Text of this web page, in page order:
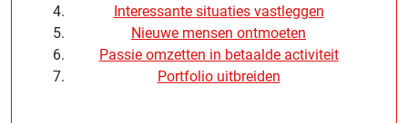
Interessante situaties vastleggen
Nieuwe mensen ontmoeten
Passie omzetten in betaalde activiteit
Portfolio uitbreiden